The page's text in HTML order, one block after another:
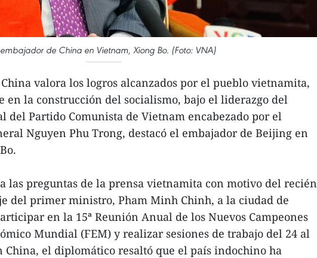
de China en Vietnam, Xiong Bo. (Foto: VNA)
valora los logros alcanzados por el pueblo vietnamita,
en la construcción del socialismo, bajo el liderazgo del
del Partido Comunista de Vietnam encabezado por el
Nguyen Phu Trong, destacó el embajador de Beijing en
las preguntas de la prensa vietnamita con motivo del recién
del primer ministro, Pham Minh Chinh, a la ciudad de
en la 15ª Reunión Anual de los Nuevos Campeones
Mundial (FEM) y realizar sesiones de trabajo del 24 al
China, el diplomático resaltó que el país indochino ha